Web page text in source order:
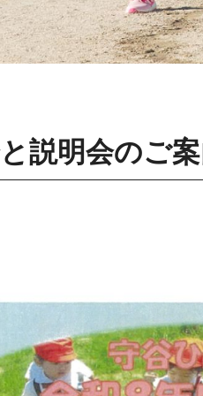
説明会のご